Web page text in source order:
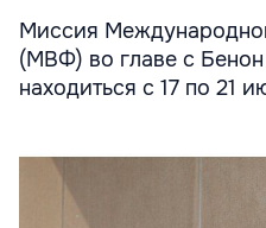
Миссия
(МВФ) во главе с
находиться с 17 по 21